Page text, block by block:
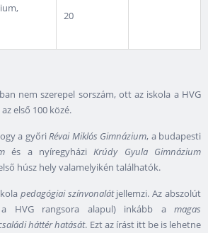
20
nem szerepel sorszám, ott az iskola a HVG
első 100 közé.
a győriRévai Miklós Gimnázium, a budapesti
és a nyíregyháziKrúdy Gyula Gimnázium
húsz hely valamelyikén találhatók.
pedagógiai színvonalátjellemzi. Az abszolút
a HVG rangsora alapul) inkább a magas
háttér hatását. Ezt az írást itt be is lehetne